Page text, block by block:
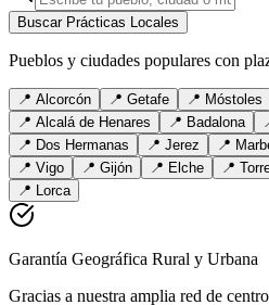
Buscar Prácticas Locales
Pueblos y ciudades populares con
📍 Alcorcón 📍 Getafe 📍 Móstoles
📍 Alcalá de Henares 📍 Badalona
📍 Dos Hermanas 📍 Jerez 📍
📍 Vigo 📍 Gijón 📍 Elche 📍
📍 Lorca
Garantía Geográfica Rural y Urbana
Gracias a nuestra amplia red de